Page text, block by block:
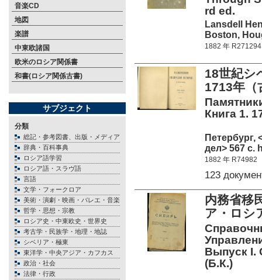
音楽CD
地図
楽譜
中東欧諸国
欧米のロシア関係書
和書(ロシア関係古書)
サブジェクト
分類
総記・参考図書、出版・メディア
辞典・百科事典
ロシア語学習
ロシア語・スラヴ語
言語
文学・フォークロア
美術・演劇・映画・バレエ・音楽
哲学・思想・宗教
ロシア史・中東欧史・世界史
考古学・民族学・地理・地誌
シベリア・極東
東洋学・中央アジア・カフカス
政治・社会
法律・行政
rd ed.
Lansdell
Boston,
1882 年 R271294
18世紀
1713年（
Книга 1.
Петербург,
дел> 567 c.
1882 年 R74982
123
内務省
ア・ロシ
Выпуск I.
(Б.К.)